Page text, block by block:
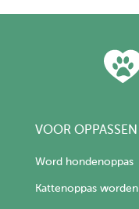
VOOR OPPASSEN
Word hondenoppas
Kattenoppas worden